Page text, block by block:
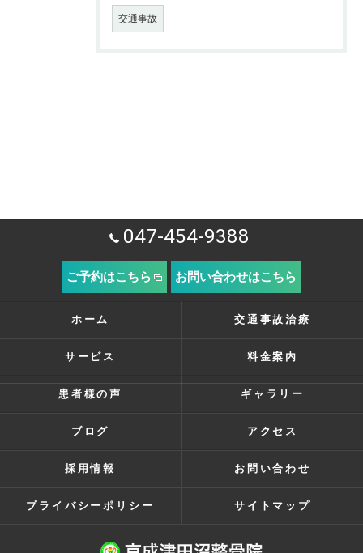
交通事故
047-454-9388
ご予約はこちら お問い合わせはこちら
ホーム 交通事故治療
サービス 料金案内
患者様の声 ギャラリー
ブログ アクセス
採用情報 お問い合わせ
プライバシーポリシー サイトマップ